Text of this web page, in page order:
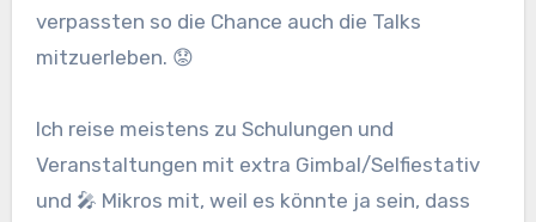
verpassten so die Chance auch die Talks
mitzuerleben. 😟
Ich reise meistens zu Schulungen und
Veranstaltungen mit extra Gimbal/Selfiestativ
und 🎤 Mikros mit, weil es könnte ja sein, dass